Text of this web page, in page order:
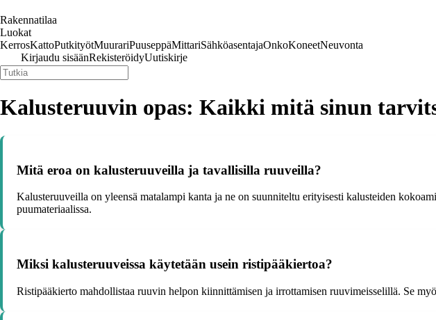
Rakennatilaa
Luokat
KerrosKattoPutkityötMuurariPuuseppäMittariSähköasentajaOnkoKoneetNeuvonta
Kirjaudu sisäänRekisteröidyUutiskirje
Kalusteruuvin opas: Kaikki mitä sinun
Mitä eroa on kalusteruuveilla ja tavallisilla ruuveilla?
Kalusteruuveilla on yleensä matalampi kanta ja ne on suunniteltu erityisesti kalusteiden
puumateriaalissa.
Miksi kalusteruuveissa käytetään usein ristipääkiertoa?
Ristipääkierto mahdollistaa ruuvin helpon kiinnittämisen ja irrottamisen ruuvimeisselillä. Se